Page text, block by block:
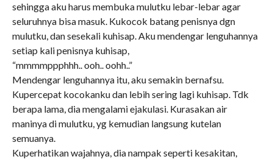
sehingga aku harus membuka mulutku lebar-lebar agar
seluruhnya bisa masuk. Kukocok batang penisnya dgn
mulutku, dan sesekali kuhisap. Aku mendengar lenguhannya
setiap kali penisnya kuhisap,
“mmmmppphhh.. ooh.. oohh..”
Mendengar lenguhannya itu, aku semakin bernafsu.
Kupercepat kocokanku dan lebih sering lagi kuhisap. Tdk
berapa lama, dia mengalami ejakulasi. Kurasakan air
maninya di mulutku, yg kemudian langsung kutelan
semuanya.
Kuperhatikan wajahnya, dia nampak seperti kesakitan,